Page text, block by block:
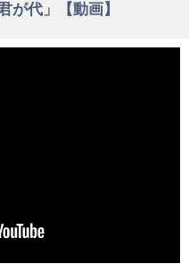
が代」【動画】